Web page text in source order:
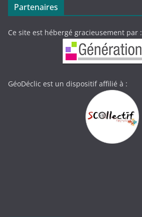
Partenaires
Ce site est hébergé gracieusement par :
GéoDéclic est un dispositif affilié à :